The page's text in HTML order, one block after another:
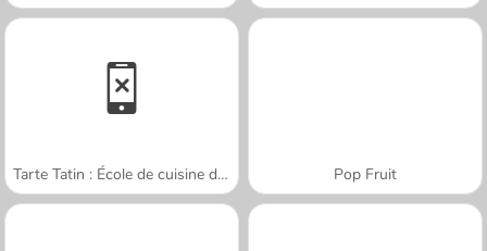
Tarte Tatin : École de cuisine de Sara Pop Fruit